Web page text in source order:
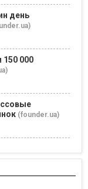
день
150 000
(founder.ua)